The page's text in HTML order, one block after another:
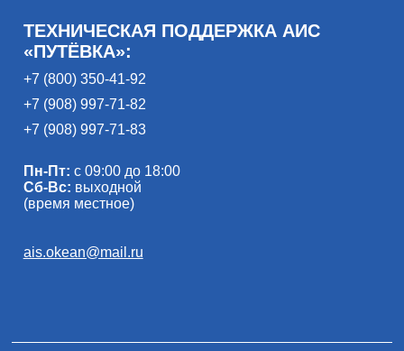
ТЕХНИЧЕСКАЯ ПОДДЕРЖКА АИС
«ПУТЁВКА»:
+7 (800) 350-41-92
+7 (908) 997-71-82
+7 (908) 997-71-83
Пн-Пт: с 09:00 до 18:00
Сб-Вс: выходной
(время местное)
ais.okean@mail.ru